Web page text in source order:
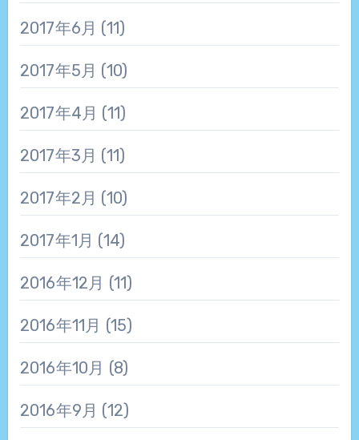
2017年6月 (11)
2017年5月 (10)
2017年4月 (11)
2017年3月 (11)
2017年2月 (10)
2017年1月 (14)
2016年12月 (11)
2016年11月 (15)
2016年10月 (8)
2016年9月 (12)